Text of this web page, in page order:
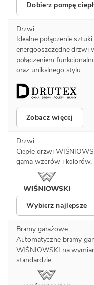
Dobierz pompę
Drzwi
Idealne połączenie
energooszczędne drzwi
połączeniem
oraz unikalnego stylu.
Zobacz więcej
Drzwi
Ciepłe drzwi
gama wzorów i kolorów.
Wybierz najlepsze
Bramy garażowe
Automatyczne bramy
WIŚNIOWSKI na
standardzie.